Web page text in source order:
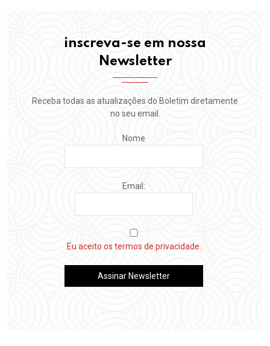
inscreva-se em nossa
Newsletter
Receba todas as atualizações do Boletim diretamente
no seu email.
Nome
Email:
Eu aceito os termos de privacidade.